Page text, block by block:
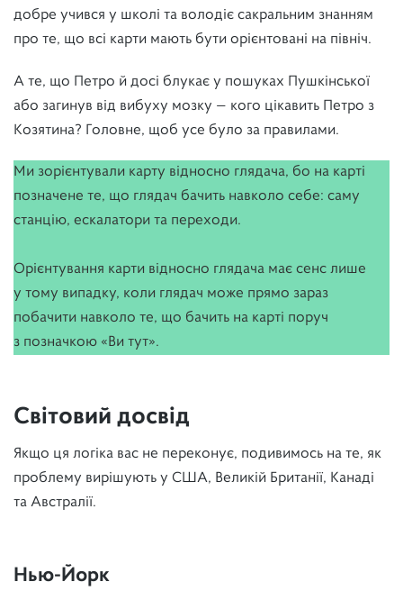
добре учився у школі та володіє сакральним знанням
про те, що всі карти мають бути орієнтовані на північ.
А те, що Петро й досі блукає у пошуках Пушкінської
або загинув від вибуху мозку — кого цікавить Петро з
Козятина? Головне, щоб усе було за правилами.
Ми зорієнтували карту відносно глядача, бо на карті
позначене те, що глядач бачить навколо себе: саму
станцію, ескалатори та переходи.
Орієнтування карти відносно глядача має сенс лише
у тому випадку, коли глядач може прямо зараз
побачити навколо те, що бачить на карті поруч
з позначкою «Ви тут».
Світовий досвід
Якщо ця логіка вас не переконує, подивимось на те, як
проблему вирішують у США, Великій Британії, Канаді
та Австралії.
Нью-Йорк